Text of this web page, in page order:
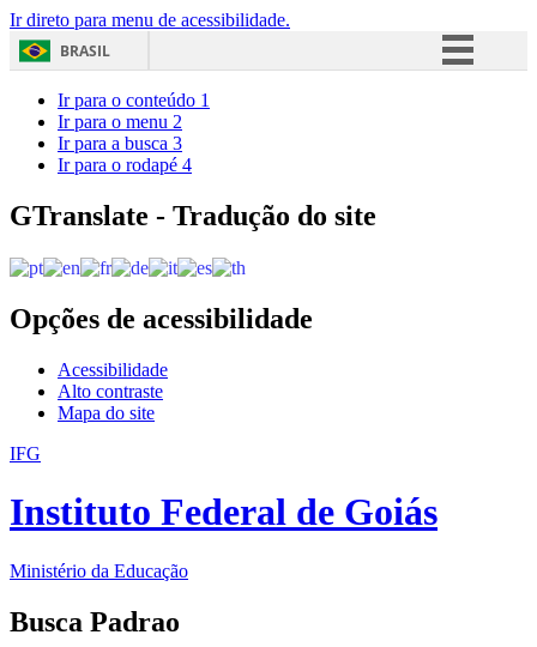
Ir direto para menu de acessibilidade.
BRASIL
Acesso à informação
Ir para o conteúdo 1
Ir para o menu 2
Ir para a busca 3
Ir para o rodapé 4
GTranslate - Tradução do site
Opções de acessibilidade
Acessibilidade
Alto contraste
Mapa do site
IFG
Instituto Federal de Goiás
Ministério da Educação
Busca Padrao